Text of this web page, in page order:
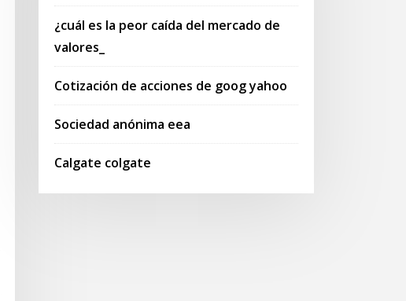
¿cuál es la peor caída del mercado de
valores_
Cotización de acciones de goog yahoo
Sociedad anónima eea
Calgate colgate